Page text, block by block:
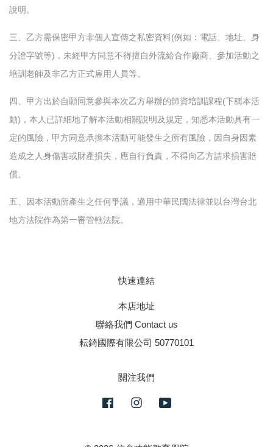
說明。
三、乙方需保密甲方非個人宣傳之私密資料(例如：電話、地址、身
分證字號等)，未經甲方同意不得擅自外流給合作廠商、參加活動之
培訓老師及非乙方正式雇用人員等。
四、甲方出於自願同意參與本次乙方舉辦的師資培訓課程(下稱本活
動)，本人已詳細地了解本活動相關說明及規定，知悉本活動具有一
定的風險，甲方同意承擔本活動可能發生之所有風險，因自身因素
造成之人身傷害或財產損失，應自行負責，不得向乙方請求損害賠
償。
五、因本活動所產生之任何爭議，適用中華民國法律並以台灣台北
地方法院作為第一審管轄法院。
快速連結
本店地址
聯絡我們 Contact us
耘錡國際有限公司 50770101
關注我們
FacebookInstagram